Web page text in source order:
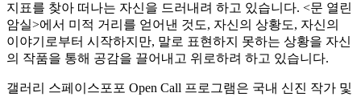
지표를 찾아 떠나는 자신을 드러내려 하고 있습니다. <문 열린
암실>에서 미적 거리를 얻어낸 것도, 자신의 상황도, 자신의
이야기로부터 시작하지만, 말로 표현하지 못하는 상황을 자신
의 작품을 통해 공감을 끌어내고 위로하려 하고 있습니다.
갤러리 스페이스포포 Open Call 프로그램은 국내 신진 작가 및